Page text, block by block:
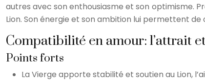
autres avec son enthousiasme et son optimisme.
Lion. Son énergie et son ambition lui permettent
Compatibilité en amour: l’attrait
Points forts
La Vierge apporte stabilité et soutien au Lion,